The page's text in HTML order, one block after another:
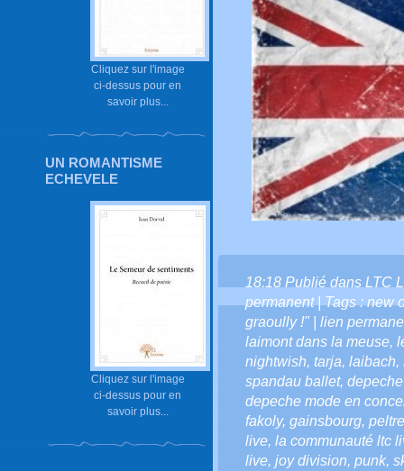
Cliquez sur l'image
ci-dessus pour en
savoir plus...
UN ROMANTISME
ECHEVELE
Cliquez sur l'image
ci-dessus pour en
savoir plus...
18:18 Publié dans LTC
permanent| Tags :new
graoully !" | lien
laimont dans la meuse,
nightwish, tarja, laibach,
spandau ballet,
depeche mode en
fakoly, gainsbourg, peltre
live, la communauté ltc
live, joy division, punk,